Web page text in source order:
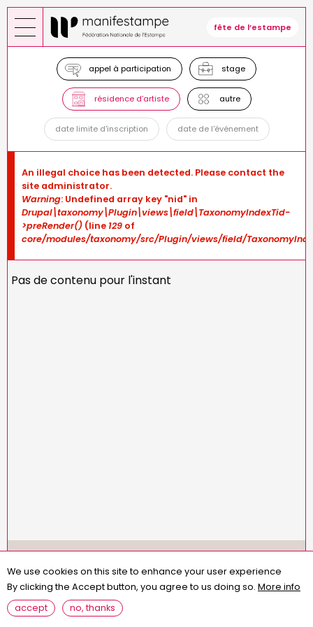
Skip
to
main
fête de l’estampe
appel à participation stage
résidence d’artiste autre
date limite d'inscription date de l'événement
Error
message
An illegal choice has been detected. Please contact the
site administrator.
Warning: Undefined array key "nid" in
Drupal\taxonomy\Plugin\views\field\TaxonomyIndexTid-
>preRender() (line 129 of
core/modules/taxonomy/src/Plugin/views/field/
Pas de contenu pour l'instant
Menu
Pied
de
page
assemblées générales
contact
questions fréquentes
mentions légales
We use cookies on this site to enhance your user experience
By clicking the Accept button, you agree to us doing so. More info
accept
no, thanks